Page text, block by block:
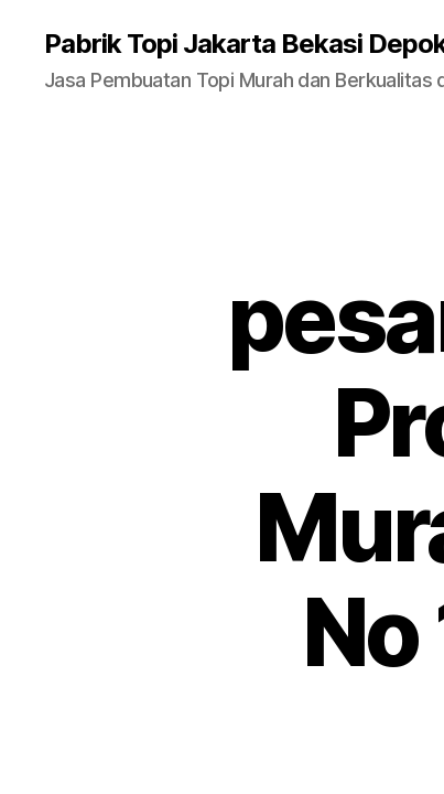
Pabrik Topi Jakarta Bekasi
Jasa Pembuatan Topi Murah dan